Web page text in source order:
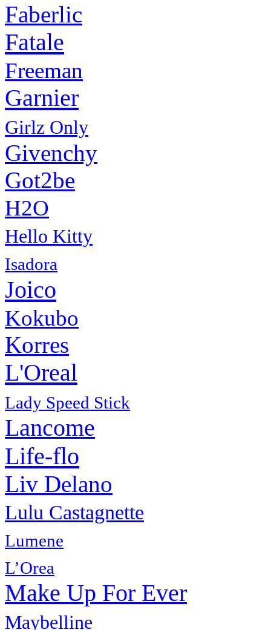
Faberlic
Fatale
Freeman
Garnier
Girlz Only
Givenchy
Got2be
H2O
Hello Kitty
Isadora
Joico
Kokubo
Korres
L'Oreal
Lady Speed Stick
Lancome
Life-flo
Liv Delano
Lulu Castagnette
Lumene
L’Orea
Make Up For Ever
Maybelline